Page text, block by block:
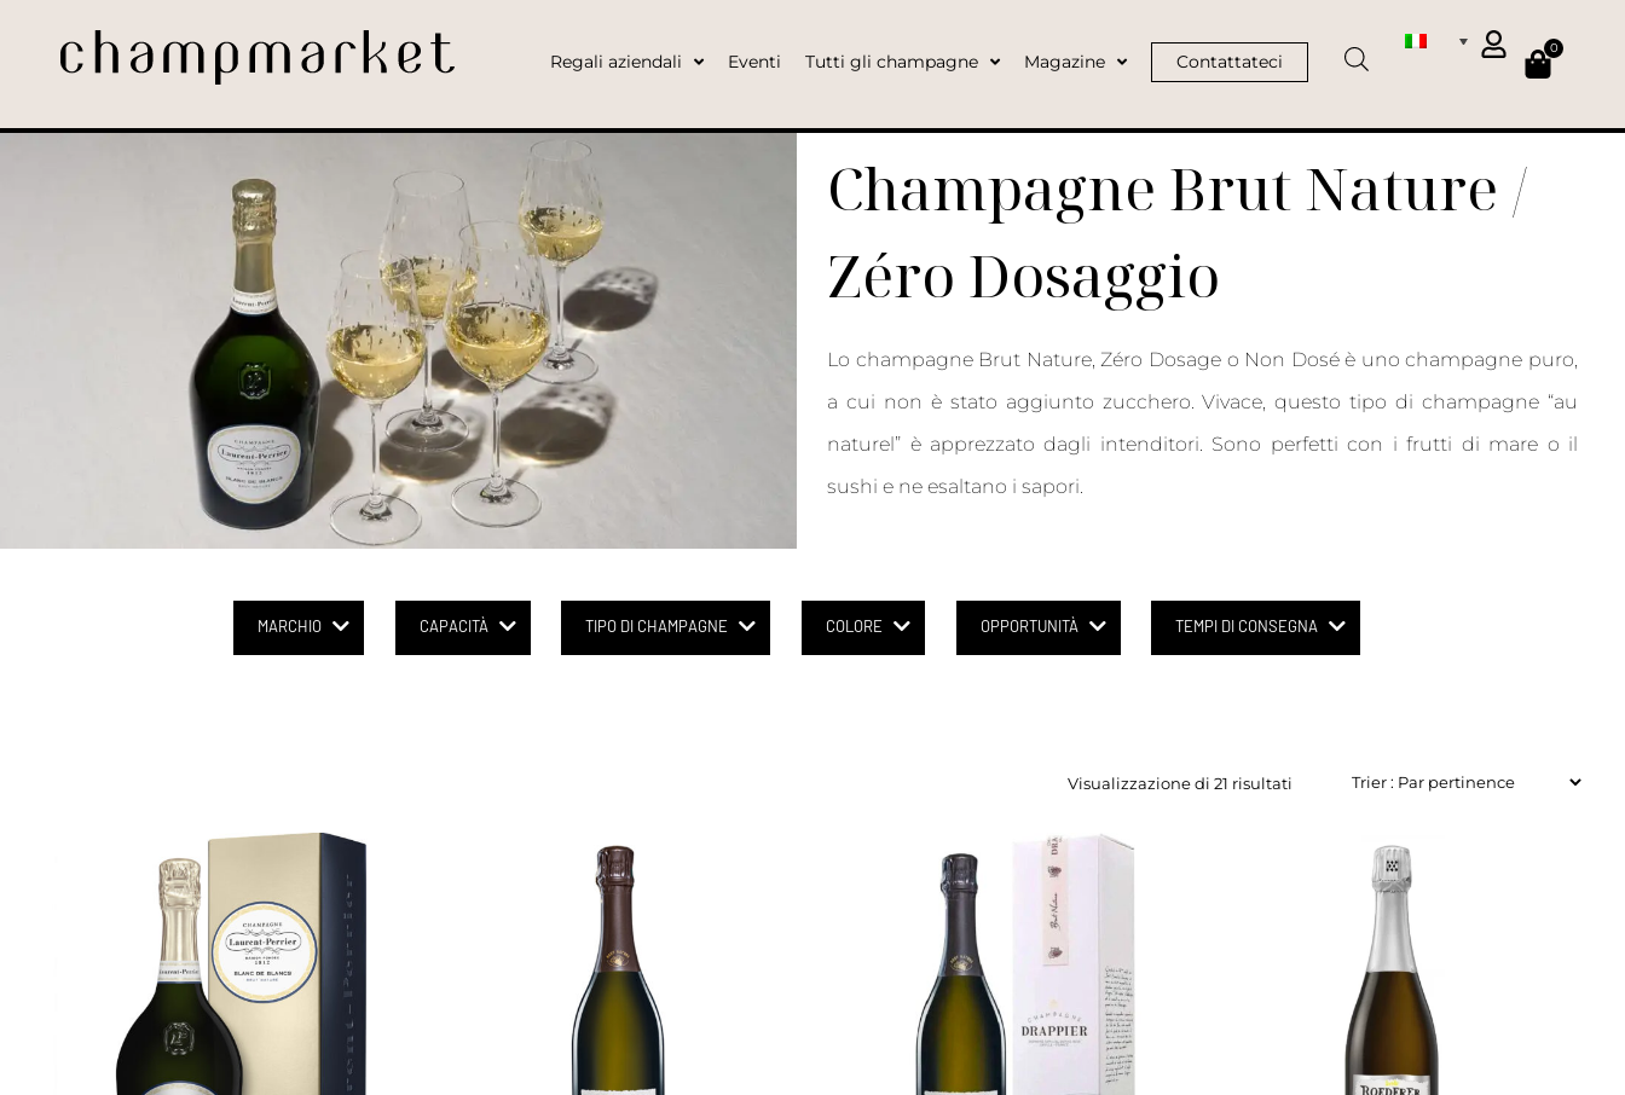
Regali aziendali Eventi Tutti gli champagne Magazine Contattateci
0
Champagne Brut Nature /
Zéro Dosaggio
Lo champagne Brut Nature, Zéro Dosage o Non Dosé è uno champagne puro,
a cui non è stato aggiunto zucchero. Vivace, questo tipo di champagne “au
naturel” è apprezzato dagli intenditori. Sono perfetti con i frutti di mare o il
sushi e ne esaltano i sapori.
MARCHIO CAPACITÀ TIPO DI CHAMPAGNE COLORE OPPORTUNITÀ TEMPI DI CONSEGNA
Visualizzazione di 21 risultati